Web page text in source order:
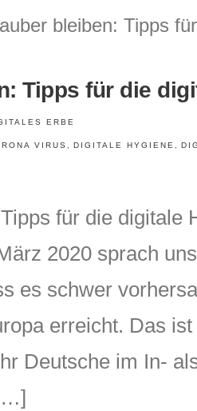
Tipps für die
ERBE
VIRUS DIGITALE HYGIENE
für die digitale
2020 sprach
es schwer
erreicht. Das
Deutsche im In-